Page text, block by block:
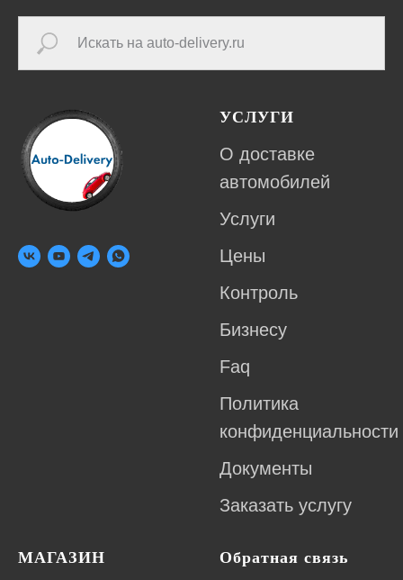
УСЛУГИ
О доставке
автомобилей
Услуги
Цены
Контроль
Бизнесу
Faq
Политика
конфиденциальности
Документы
Заказать услугу
МАГАЗИН Обратная связь